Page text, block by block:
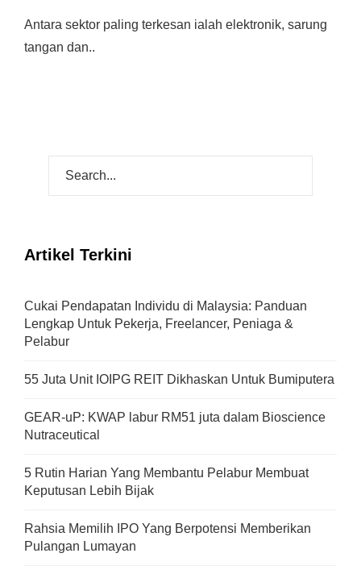
Antara sektor paling terkesan ialah elektronik, sarung
tangan dan..
Artikel Terkini
Cukai Pendapatan Individu di Malaysia: Panduan
Lengkap Untuk Pekerja, Freelancer, Peniaga &
Pelabur
55 Juta Unit IOIPG REIT Dikhaskan Untuk Bumiputera
GEAR-uP: KWAP labur RM51 juta dalam Bioscience
Nutraceutical
5 Rutin Harian Yang Membantu Pelabur Membuat
Keputusan Lebih Bijak
Rahsia Memilih IPO Yang Berpotensi Memberikan
Pulangan Lumayan